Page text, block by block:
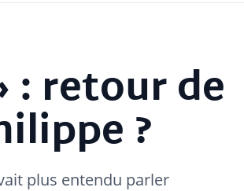
: retour de
?
plus entendu parler